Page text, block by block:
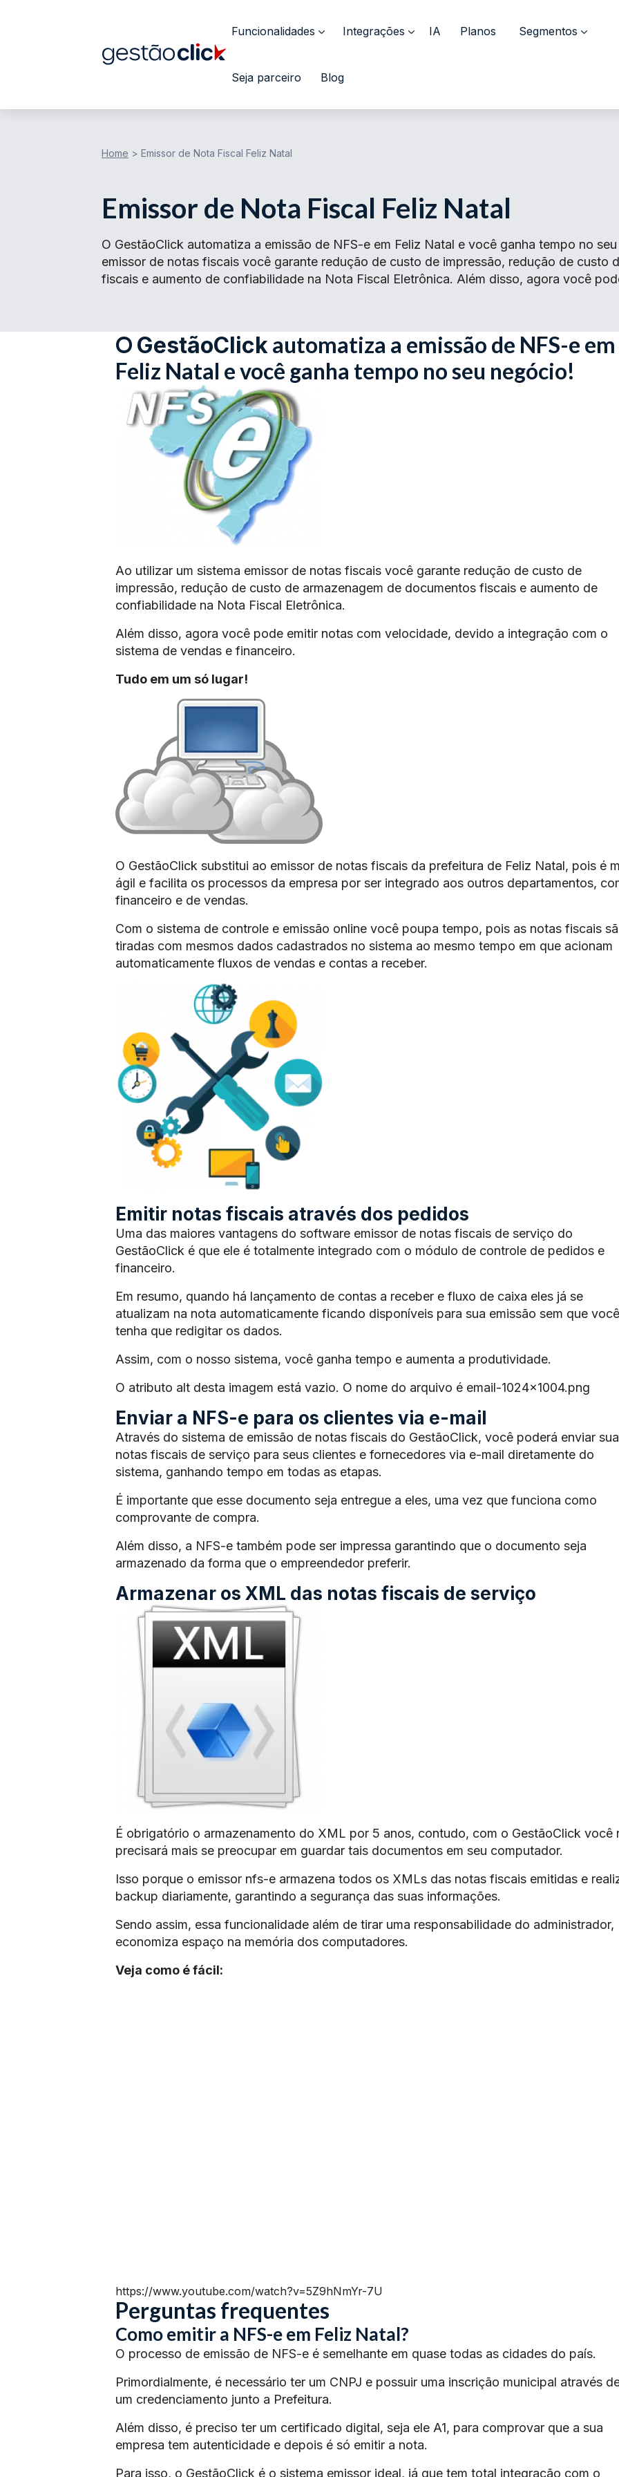
Funcionalidades Integrações IA Planos Segmentos
Seja parceiro Blog
Home > Emissor de Nota Fiscal Feliz Natal
Emissor de Nota Fiscal Feliz Natal
O GestãoClick automatiza a emissão de NFS-e em Feliz Natal e você ganha tempo no
emissor de notas fiscais você garante redução de custo de impressão, redução de custo
fiscais e aumento de confiabilidade na Nota Fiscal Eletrônica. Além disso, agora você
O GestãoClickautomatiza a emissão de NFS-e em
Feliz Natal e você ganha tempo no seu negócio!
Ao utilizar um sistema emissor de notas fiscais você garante redução de custo de
impressão, redução de custo de armazenagem de documentos fiscais e aumento de
confiabilidade na Nota Fiscal Eletrônica.
Além disso, agora você pode emitir notas com velocidade, devido a integração com o
sistema de vendas e financeiro.
Tudo em um só lugar!
O GestãoClick substitui ao emissor de notas fiscais da prefeitura de Feliz Natal, pois é
ágil e facilita os processos da empresa por ser integrado aos outros departamentos,
financeiro e de vendas.
Com o sistema de controle e emissão online você poupa tempo, pois as notas fiscais
tiradas com mesmos dados cadastrados no sistema ao mesmo tempo em que acionam
automaticamente fluxos de vendas e contas a receber.
Emitir notas fiscais através dos pedidos
Uma das maiores vantagens do software emissor de notas fiscais de serviço do
GestãoClick é que ele é totalmente integrado com o módulo de controle de pedidos e
financeiro.
Em resumo, quando há lançamento de contas a receber e fluxo de caixa eles já se
atualizam na nota automaticamente ficando disponíveis para sua emissão sem que você
tenha que redigitar os dados.
Assim, com o nosso sistema, você ganha tempo e aumenta a produtividade.
O atributo alt desta imagem está vazio. O nome do arquivo é email-1024×1004.png
Enviar a NFS-e para os clientes via e-mail
Através do sistema de emissão de notas fiscais do GestãoClick, você poderá enviar
notas fiscais de serviço para seus clientes e fornecedores via e-mail diretamente do
sistema, ganhando tempo em todas as etapas.
É importante que esse documento seja entregue a eles, uma vez que funciona como
comprovante de compra.
Além disso, a NFS-e também pode ser impressa garantindo que o documento seja
armazenado da forma que o empreendedor preferir.
Armazenar os XML das notas fiscais de serviço
É obrigatório o armazenamento do XML por 5 anos, contudo, com o GestãoClick você
precisará mais se preocupar em guardar tais documentos em seu computador.
Isso porque o emissor nfs-e armazena todos os XMLs das notas fiscais emitidas e
backup diariamente, garantindo a segurança das suas informações.
Sendo assim, essa funcionalidade além de tirar uma responsabilidade do administrador,
economiza espaço na memória dos computadores.
Veja como é fácil:
https://www.youtube.com/watch?v=5Z9hNmYr-7U
Perguntas frequentes
Como emitir a NFS-e em Feliz Natal?
O processo de emissão de NFS-e é semelhante em quase todas as cidades do país.
Primordialmente, é necessário ter um CNPJ e possuir uma inscrição municipal através
um credenciamento junto a Prefeitura.
Além disso, é preciso ter um certificado digital, seja ele A1, para comprovar que a sua
empresa tem autenticidade e depois é só emitir a nota.
Para isso, o GestãoClick é o sistema emissor ideal, já que tem total integração com o